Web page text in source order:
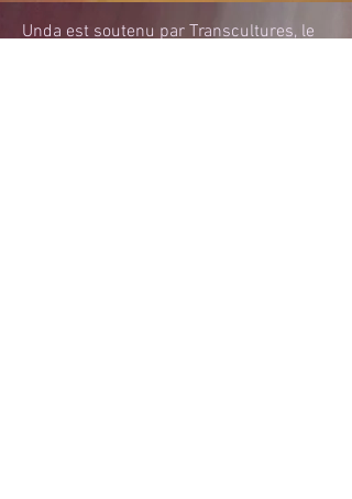
Unda est soutenu par Transcultures, le